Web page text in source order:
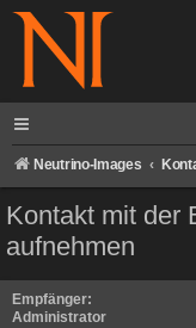
Neutrino-Images
Kontakt mit der
aufnehmen
Empfänger:
Administrator